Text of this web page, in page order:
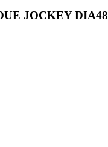
JOCKEY DIA48